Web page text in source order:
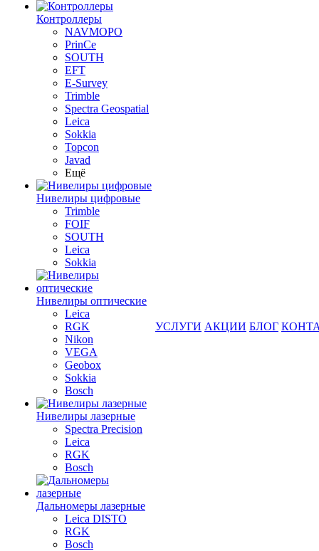
Контроллеры
NAVMOPO
PrinCe
SOUTH
EFT
E-Survey
Trimble
Spectra Geospatial
Leica
Sokkia
Topcon
Javad
Ещё
Нивелиры цифровые
Trimble
FOIF
SOUTH
Leica
Sokkia
Нивелиры оптические
Leica
RGK
Nikon
VEGA
Geobox
Sokkia
Bosch
Нивелиры лазерные
Spectra Precision
Leica
RGK
Bosch
Дальномеры лазерные
Leica DISTO
RGK
Bosch
УСЛУГИ АКЦИИ БЛОГ